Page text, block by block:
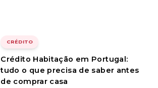
CRÉDITO
Crédito Habitação em Portugal:
tudo o que precisa de saber antes
de comprar casa